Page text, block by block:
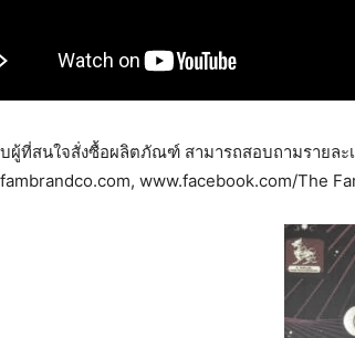
ผู้ที่สนใจสั่งซื้อผลิตภัณฑ์ สามารถสอบถามรายละ
www.facebook.com/The